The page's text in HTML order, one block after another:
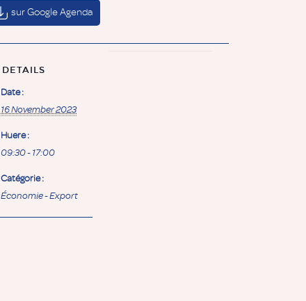
sur Google Agenda
DETAILS
Date :
16 November 2023
Huere :
09:30 - 17:00
Catégorie :
Économie - Export